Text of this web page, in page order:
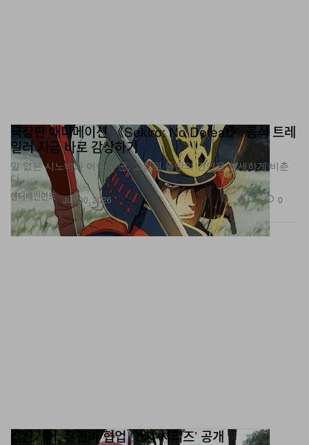
엔터테인먼트
일러 지금 바로 감상하기
말 없는 시노비와 어린 주군, 고립된 둘만의 인연을 섬세하게 비춘
다.
Jun 30, 2026
도쿄 GR8에서 한정 팝업이 진행됐다.